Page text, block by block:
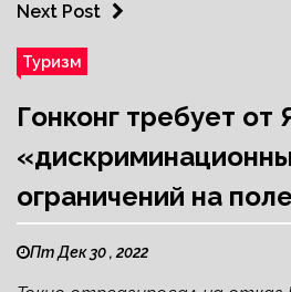
Next Post
Туризм
Гонконг требует от
ограничений на
Пт Дек 30 , 2022